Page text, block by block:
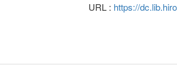
URL : https://